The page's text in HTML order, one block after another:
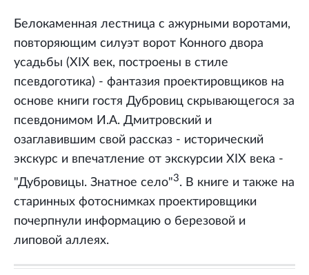
Белокаменная лестница с ажурными воротами,
повторяющим силуэт ворот Конного двора
усадьбы (XIX век, построены в стиле
псевдоготика) - фантазия проектировщиков на
основе книги гостя Дубровиц скрывающегося за
псевдонимом И.А. Дмитровский и
озаглавившим свой рассказ - исторический
экскурс и впечатление от экскурсии XIX века -
"Дубровицы. Знатное село"3. В книге и также на
старинных фотоснимках проектировщики
почерпнули информацию о березовой и
липовой аллеях.